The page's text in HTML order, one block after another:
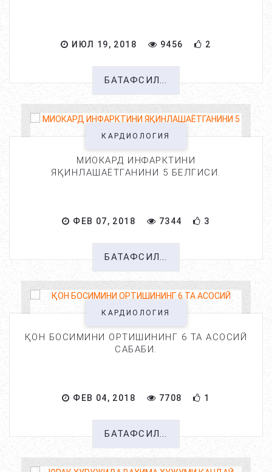
ИЮЛ 19, 2018 9456 2
БАТАФСИЛ...
КАРДИОЛОГИЯ
МИОКАРД ИНФАРКТИНИ
ЯҚИНЛАШАЁТГАНИНИ 5 БЕЛГИСИ.
ФЕВ 07, 2018 7344 3
БАТАФСИЛ...
КАРДИОЛОГИЯ
ҚОН БОСИМИНИ ОРТИШИНИНГ 6 ТА АСОСИЙ
САБАБИ.
ФЕВ 04, 2018 7708 1
БАТАФСИЛ...